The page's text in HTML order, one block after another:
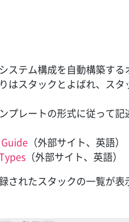
ステム構成を自動構築する
はスタックとよばれ、ス
プレートの形式に従って
（外部サイト、英語）
（外部サイト、英語）
されたスタックの一覧が表